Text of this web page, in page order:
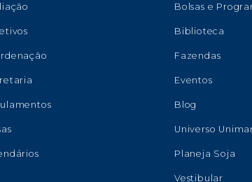
Bolsas e
Biblioteca
Fazendas
Eventos
Blog
Universo
Planeja Soja
Vestibular